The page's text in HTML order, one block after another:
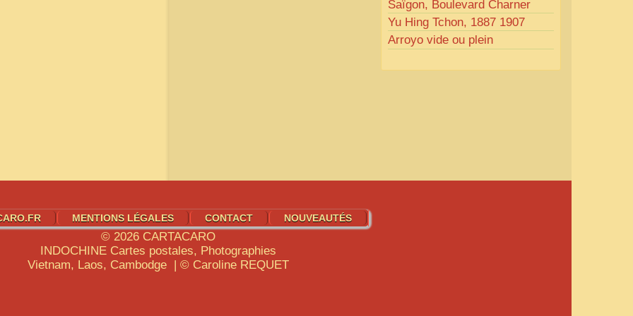
Saïgon, Boulevard Charner
Yu Hing Tchon, 1887 1907
Arroyo vide ou plein
MENTIONS LÉGALES CONTACT NOUVEAUTÉS
© 2026 CARTACARO
INDOCHINE Cartes postales, Photographies
Vietnam, Laos, Cambodge | © Caroline REQUET